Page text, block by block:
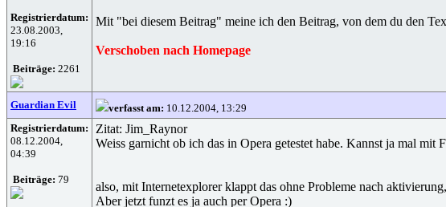
Registrierdatum:
23.08.2003,
19:16
Beiträge: 2261
Mit "bei diesem Beitrag" meine ich den Beitrag, von dem du den
Verschoben nach Homepage
Guardian Evil verfasst am: 10.12.2004, 13:29
Registrierdatum:
08.12.2004,
04:39
Beiträge: 79
Zitat: Jim_Raynor
Weiss garnicht ob ich das in Opera getestet habe. Kannst ja mal mit
also, mit Internetexplorer klappt das ohne Probleme nach
Aber jetzt funzt es ja auch per Opera :)